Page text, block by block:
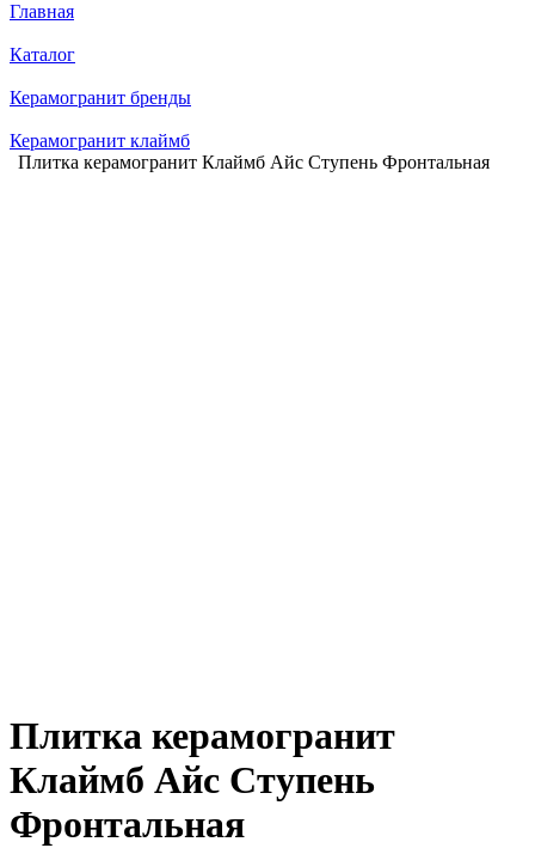
Главная
Каталог
Керамогранит бренды
Керамогранит клаймб
Плитка керамогранит Клаймб Айс Ступень Фронтальная
Плитка керамогранит
Клаймб Айс Ступень
Фронтальная